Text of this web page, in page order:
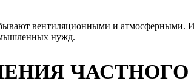
вентиляционными и атмосферными.
нужд.
ЧАСТНОГО